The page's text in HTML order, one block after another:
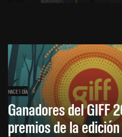
HACE 1 DÍA
Ganadores del GIFF
premios de la